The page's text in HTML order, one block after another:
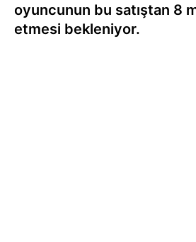
oyuncunun bu satıştan 8
etmesi bekleniyor.